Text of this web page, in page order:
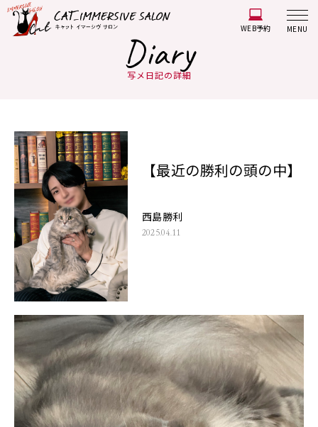
WEB予約 MENU
Diary
写メ日記の詳細
【最近の勝利の頭の中】
西島勝利
2025.04.11